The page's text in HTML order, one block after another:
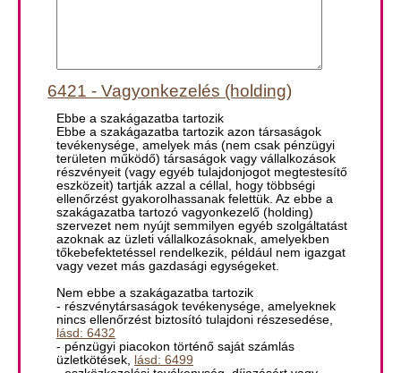
6421 - Vagyonkezelés (holding)
Ebbe a szakágazatba tartozik
Ebbe a szakágazatba tartozik azon társaságok
tevékenysége, amelyek más (nem csak pénzügyi
területen működő) társaságok vagy vállalkozások
részvényeit (vagy egyéb tulajdonjogot megtestesítő
eszközeit) tartják azzal a céllal, hogy többségi
ellenőrzést gyakorolhassanak felettük. Az ebbe a
szakágazatba tartozó vagyonkezelő (holding)
szervezet nem nyújt semmilyen egyéb szolgáltatást
azoknak az üzleti vállalkozásoknak, amelyekben
tőkebefektetéssel rendelkezik, például nem igazgat
vagy vezet más gazdasági egységeket.
Nem ebbe a szakágazatba tartozik
- részvénytársaságok tevékenysége, amelyeknek
nincs ellenőrzést biztosító tulajdoni részesedése,
lásd: 6432
- pénzügyi piacokon történő saját számlás
üzletkötések, lásd: 6499